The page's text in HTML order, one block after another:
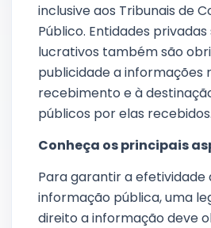
inclusive aos Tribunais de
Público. Entidades privadas
lucrativos também são
publicidade a informações
recebimento e à
públicos por elas recebidos.
Conheça os principais
Para garantir a efetividade
informação pública, uma
direito a informação deve